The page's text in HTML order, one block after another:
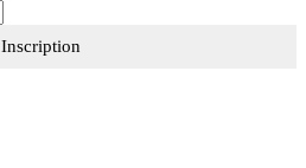
Inscription